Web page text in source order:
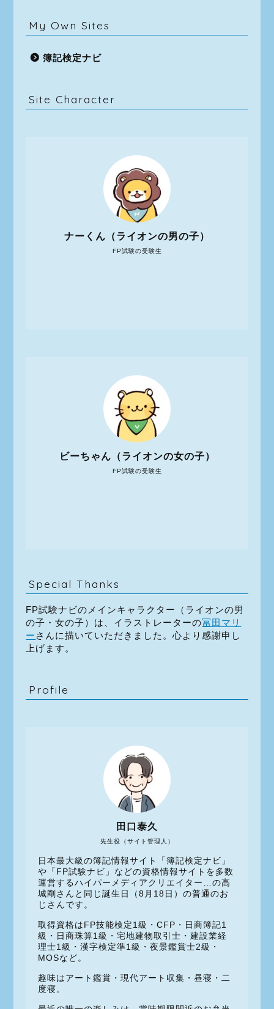
My Own Sites
簿記検定ナビ
Site Character
FP試験の受験生
ナーくん（ライオンの男の子）
FP試験の受験生
ビーちゃん（ライオンの女の子）
Special Thanks
FP試験ナビのメインキャラクター（ライオンの男
の子・女の子）は、イラストレーターの冨田マリ
ー さんに描いていただきました。心より感謝申し
上げます。
Profile
先生役（サイト管理人）
田口泰久
日本最大級の簿記情報サイト「簿記検定ナビ」
や「FP試験ナビ」などの資格情報サイトを多数
運営するハイパーメディアクリエイター…の高
城剛さんと同じ誕生日（8月18日）の普通のお
じさんです。
取得資格はFP技能検定1級・CFP・日商簿記1
級・日商珠算1級・宅地建物取引士・建設業経
理士1級・漢字検定準1級・夜景鑑賞士2級・
MOSなど。
趣味はアート鑑賞・現代アート収集・昼寝・二
度寝。